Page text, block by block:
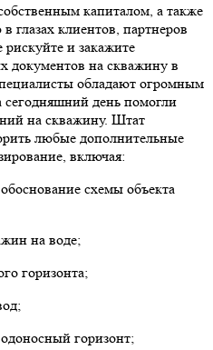
капиталом, а также
глазах клиентов, партнеров
и закажите
документов на скважину в
обладают огромным
день помогли
на скважину. Штат
любые дополнительные
включая:
схемы объекта
на воде;
горизонта;
горизонт;